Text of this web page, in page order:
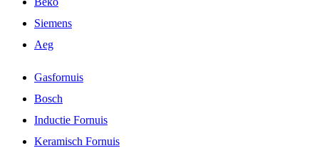
Siemens
Aeg
Gasfornuis
Bosch
Inductie Fornuis
Keramisch Fornuis